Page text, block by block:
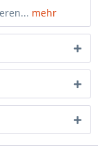
mehr